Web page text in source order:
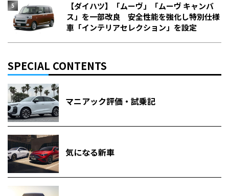
【ダイハツ】「ムーヴ」「ムーヴ キャンバ
ス」を一部改良 安全性能を強化し特別仕様
車「インテリアセレクション」を設定
SPECIAL CONTENTS
マニアック評価・試乗記
気になる新車